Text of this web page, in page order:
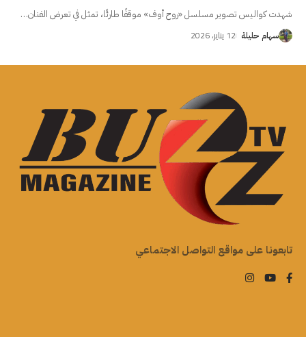
شهدت كواليس تصوير مسلسل «روح أوف» موقفًا طارئًا، تمثل في تعرض الفنان…
سهام حليلة 12 يناير، 2026
تابعونا على مواقع التواصل الاجتماعي